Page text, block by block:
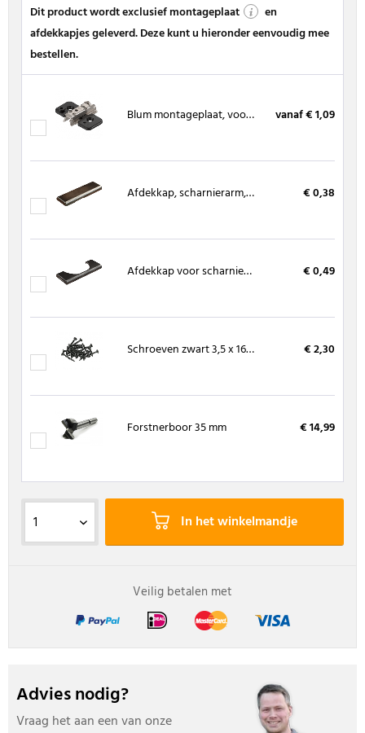
Dit product wordt exclusief montageplaat
en
afdekkapjes geleverd. Deze kunt u hieronder eenvoudig mee
bestellen.
Blum montageplaat, voor spaanplaatschroeven, ONYX ZWART vanaf € 1,09
Afdekkap, scharnierarm, zwart, speciale 95º scharnieren, glasdeurscharnieren, hoek/minischarnieren € 0,38
Afdekkap voor scharnierpot ZWART € 0,49
Schroeven zwart 3,5 x 16 mm, kruiskop 20 stuks € 2,30
Forstnerboor 35 mm € 14,99
In het winkelmandje
Veilig betalen met
Advies nodig?
Vraag het aan een van onze